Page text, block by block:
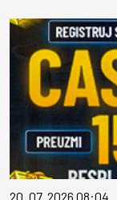
20. 07. 2026 08:04